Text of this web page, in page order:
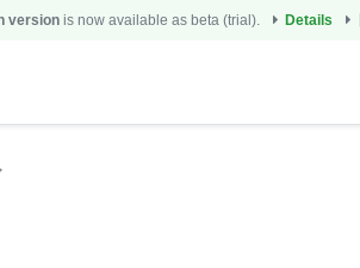
versionis now available as beta (trial). Details